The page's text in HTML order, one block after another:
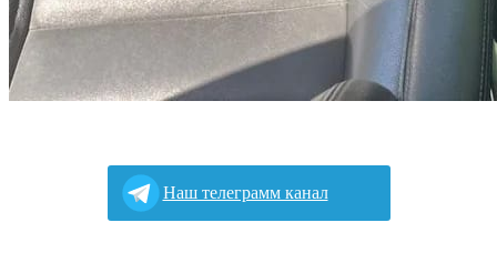
Наш телеграмм канал